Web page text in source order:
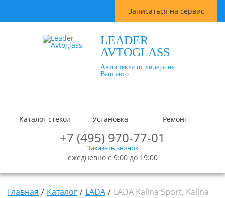
Записаться на сервис
LEADER
AVTOGLASS
Автостекла от лидера на
Ваш авто
Каталог стекол Установка Ремонт
+7 (495) 970-77-01
Заказать звонок
ежедневно с 9:00 до 19:00
Главная Каталог LADA LADA Kalina Sport, Kalina